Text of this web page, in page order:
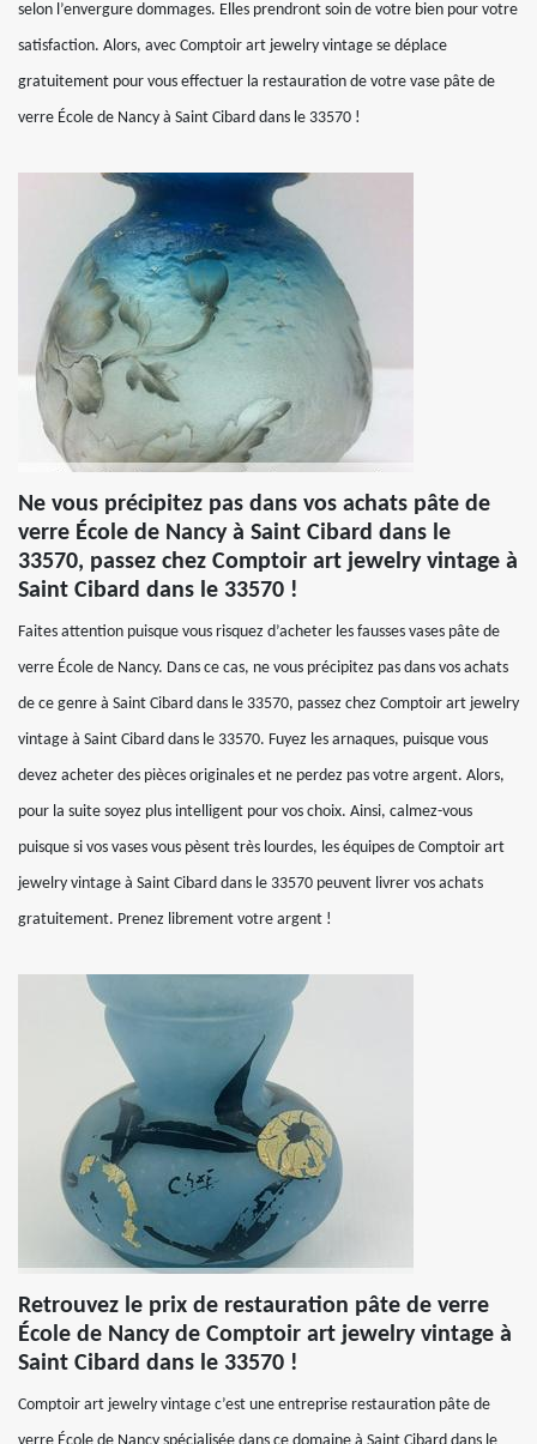
selon l’envergure dommages. Elles prendront soin de votre bien pour votre
satisfaction. Alors, avec Comptoir art jewelry vintage se déplace
gratuitement pour vous effectuer la restauration de votre vase pâte de
verre École de Nancy à Saint Cibard dans le 33570 !
Ne vous précipitez pas dans vos achats pâte de
verre École de Nancy à Saint Cibard dans le
33570, passez chez Comptoir art jewelry vintage à
Saint Cibard dans le 33570 !
Faites attention puisque vous risquez d’acheter les fausses vases pâte de
verre École de Nancy. Dans ce cas, ne vous précipitez pas dans vos achats
de ce genre à Saint Cibard dans le 33570, passez chez Comptoir art jewelry
vintage à Saint Cibard dans le 33570. Fuyez les arnaques, puisque vous
devez acheter des pièces originales et ne perdez pas votre argent. Alors,
pour la suite soyez plus intelligent pour vos choix. Ainsi, calmez-vous
puisque si vos vases vous pèsent très lourdes, les équipes de Comptoir art
jewelry vintage à Saint Cibard dans le 33570 peuvent livrer vos achats
gratuitement. Prenez librement votre argent !
Retrouvez le prix de restauration pâte de verre
École de Nancy de Comptoir art jewelry vintage à
Saint Cibard dans le 33570 !
Comptoir art jewelry vintage c’est une entreprise restauration pâte de